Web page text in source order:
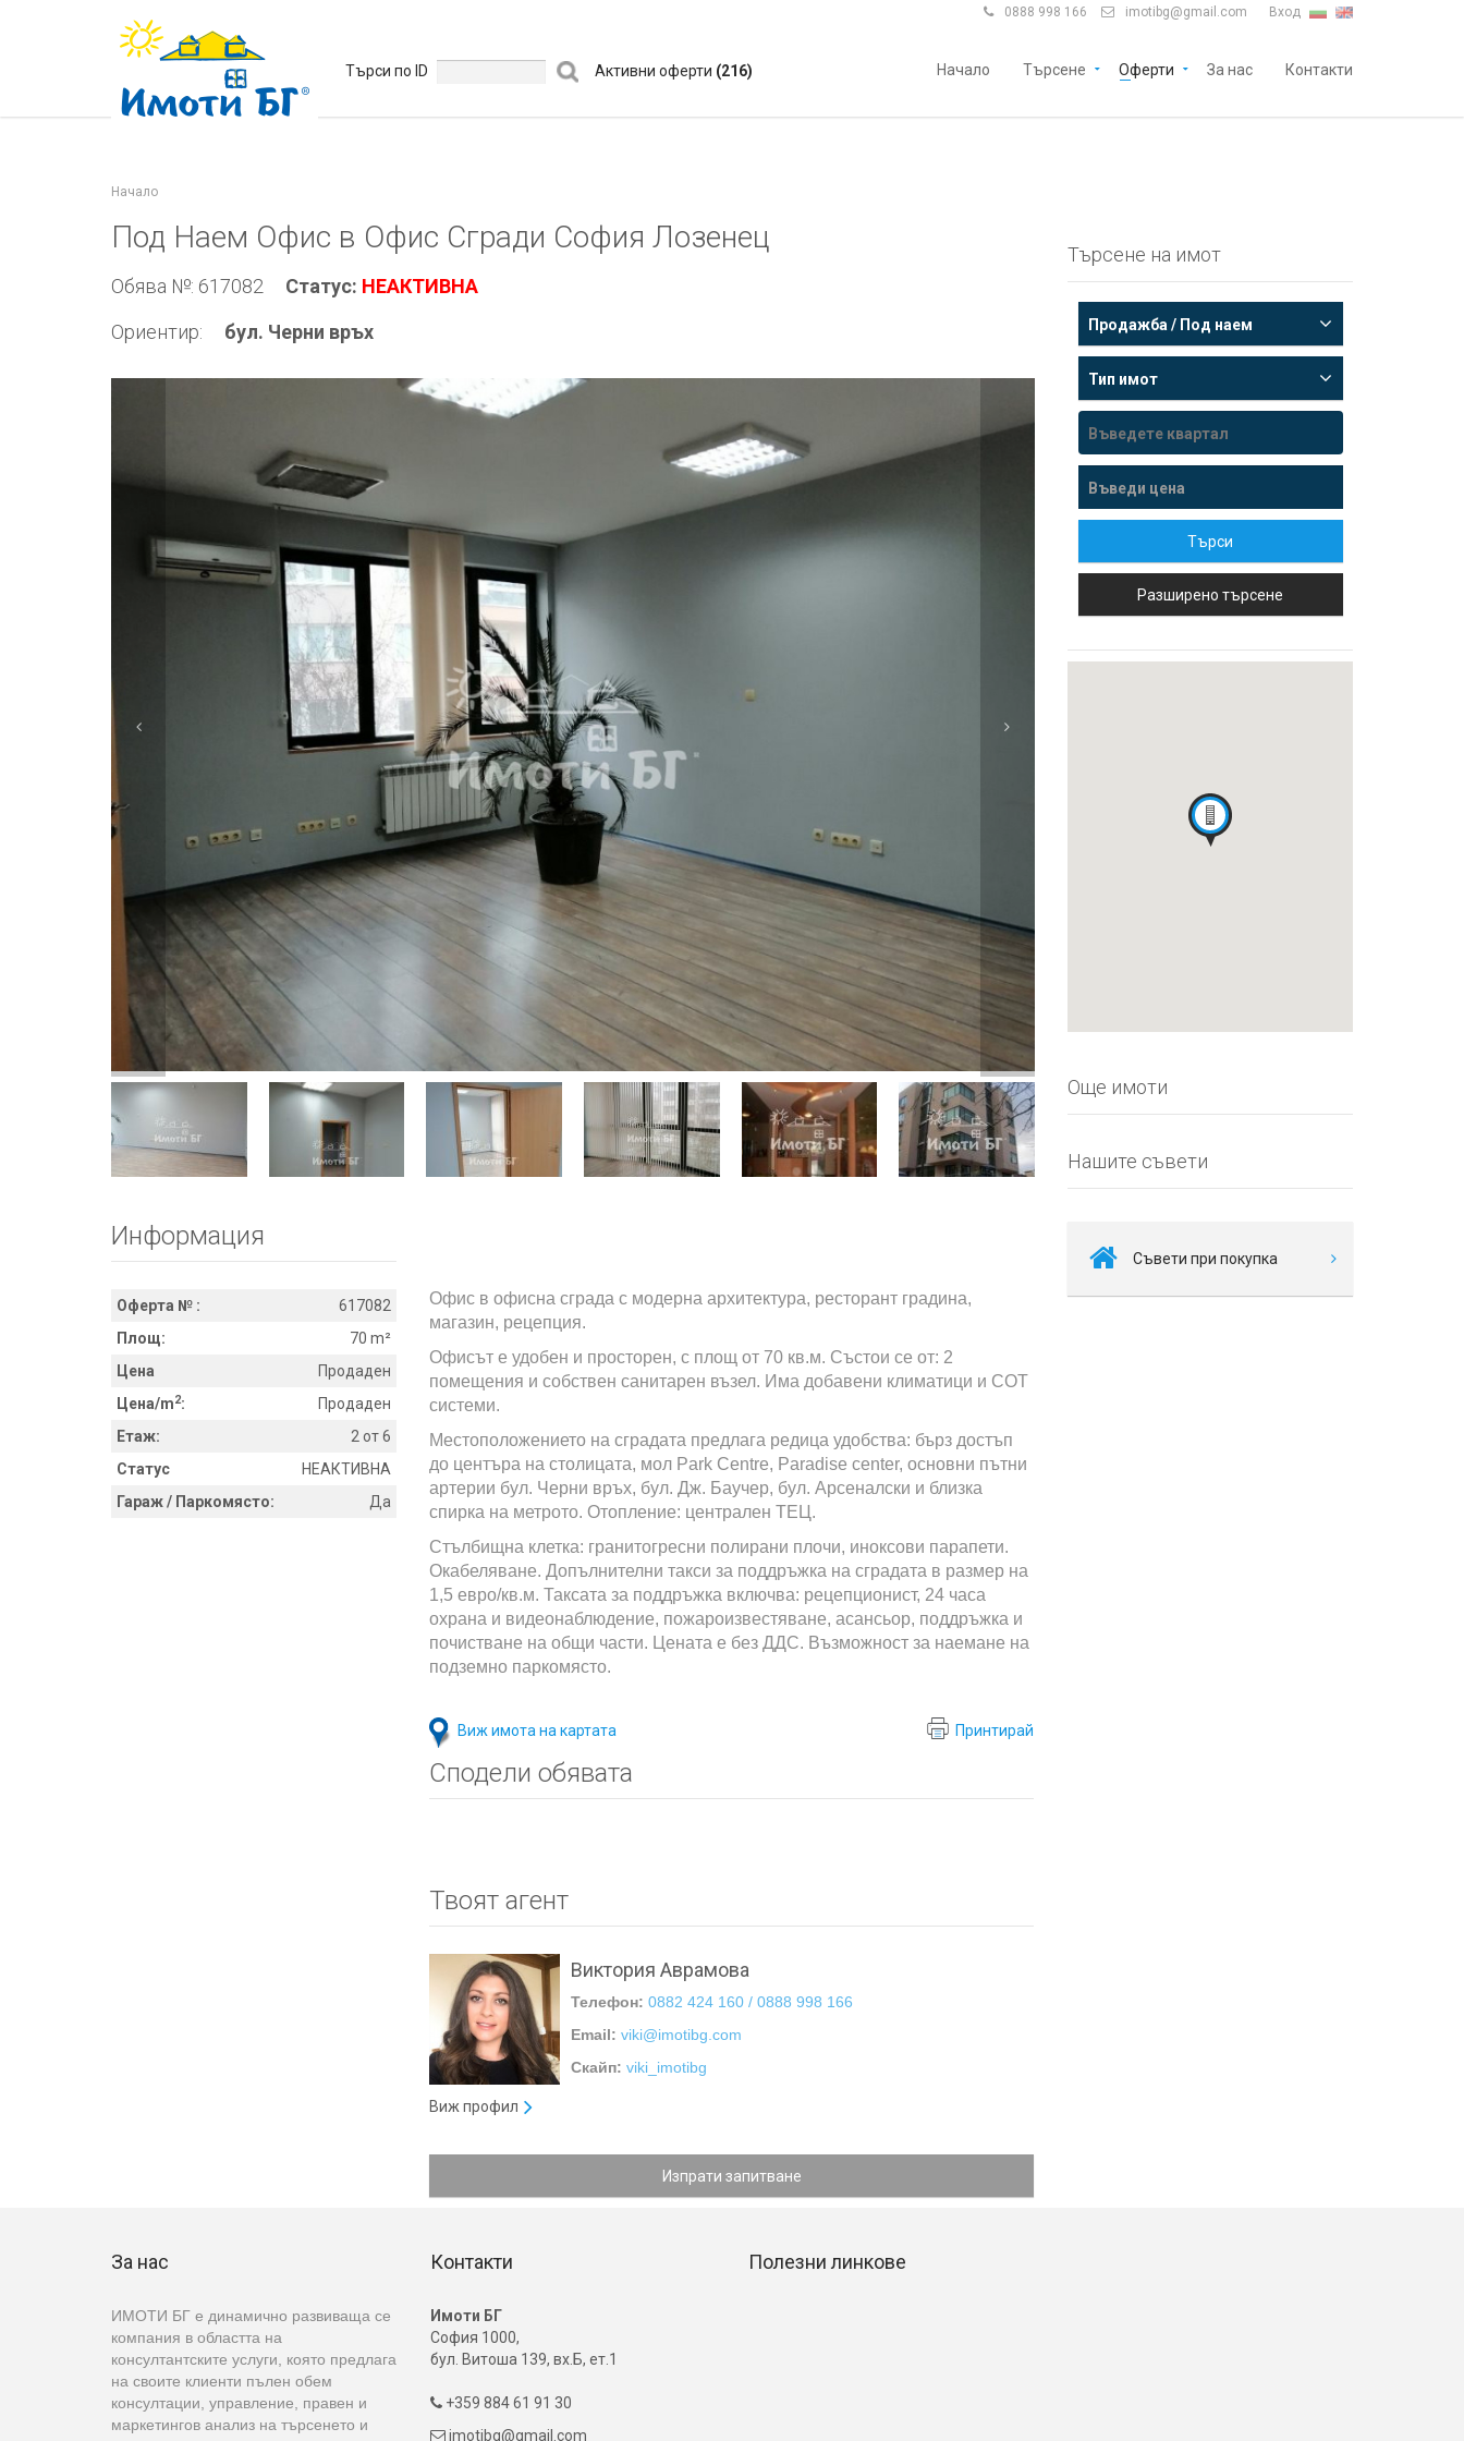
 0888 998 166  imotibg@gmail.com Вход
Търси по ID Активни оферти (216) Начало Търсене Оферти За нас Контакти
Начало
Под Наем Офис в Офис Сгради София Лозенец
Обява №: 617082 Статус: НЕАКТИВНА
Ориентир:
бул. Черни връх
Информация
Оферта № :
617082
Площ:
70 m²
Цена
Продаден
Цена/m2:
Продаден
Етаж:
2 от 6
Статус
НЕАКТИВНА
Гараж / Паркомясто:
Да
Офис в офисна сграда с модерна архитектура, ресторант градина,
магазин, рецепция.
Офисът е удобен и просторен, с площ от 70 кв.м. Състои се от: 2
помещения и собствен санитарен възел. Има добавени климатици и СОТ
системи.
Местоположението на сградата предлага редица удобства: бърз достъп
до центъра на столицата, мол Park Centre, Paradise center, основни пътни
артерии бул. Черни връх, бул. Дж. Баучер, бул. Арсеналски и близка
спирка на метрото. Отопление: централен ТЕЦ.
Стълбищна клетка: гранитогресни полирани плочи, иноксови парапети.
Окабеляване. Допълнителни такси за поддръжка на сградата в размер на
1,5 евро/кв.м. Таксата за поддръжка включва: рецепционист, 24 часа
охрана и видеонаблюдение, пожароизвестяване, асансьор, поддръжка и
почистване на общи части. Цената е без ДДС. Възможност за наемане на
подземно паркомясто.
Виж имота на картата Принтирай
Сподели обявата
Твоят агент
Виж профил
Виктория Аврамова
Телефон: 0882 424 160 / 0888 998 166
Email: viki@imotibg.com
Скайп: viki_imotibg
Изпрати запитване
Търсене на имот
Продажба / Под наем
Тип имот
Търси
Разширено търсене
Още имоти
Нашите съвети
Съвети при покупка
За нас
ИМОТИ БГ е динамично развиваща се
компания в областта на
консултантските услуги, която предлага
на своите клиенти пълен обем
консултации, управление, правен и
маркетингов анализ на търсенето и
Контакти
Имоти БГ
София 1000,
бул. Витоша 139, вх.Б, ет.1
+359 884 61 91 30
 imotibg@gmail.com
Полезни линкове